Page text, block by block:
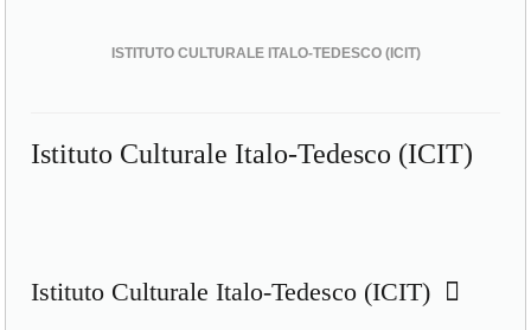
ISTITUTO CULTURALE ITALO-TEDESCO (ICIT)
Istituto Culturale Italo-Tedesco (ICIT)
Istituto Culturale Italo-Tedesco (ICIT)